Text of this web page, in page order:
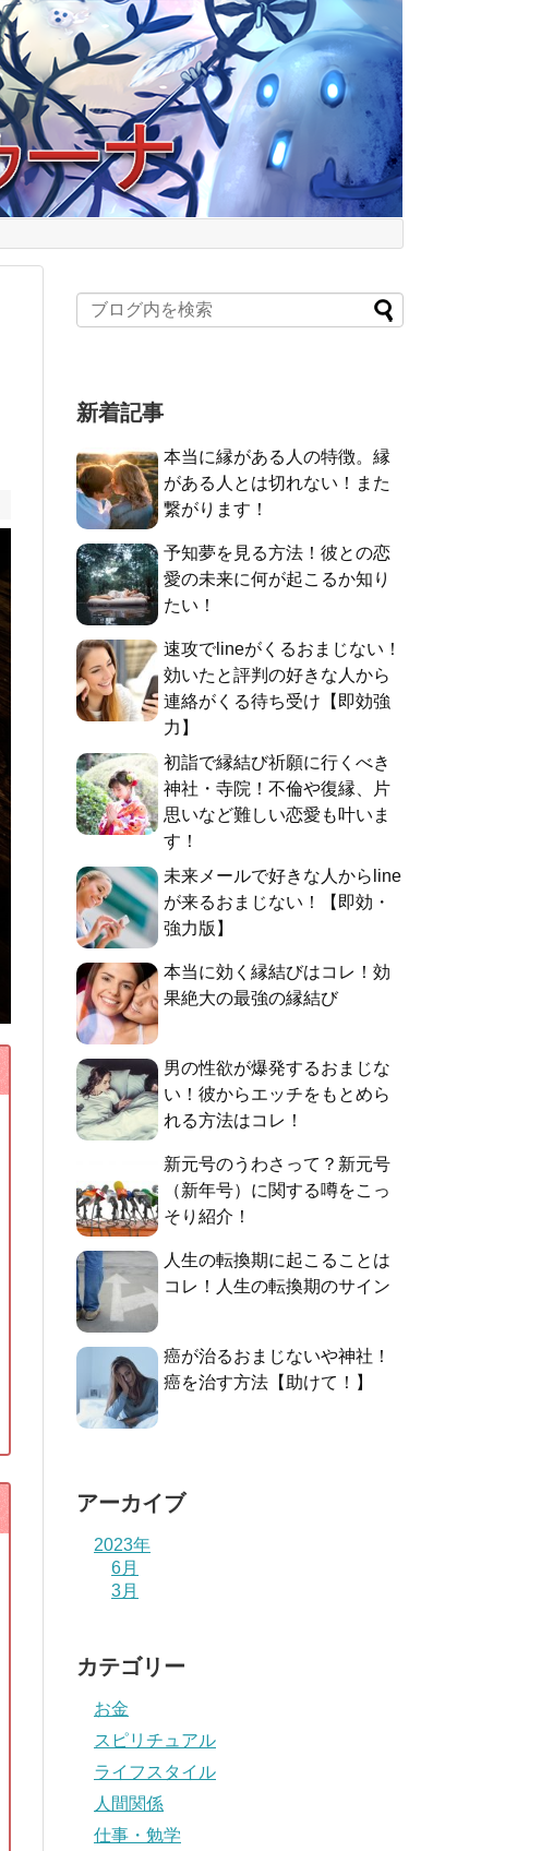
新着記事
本当に縁がある人の特徴。縁
がある人とは切れない！また
繋がります！
予知夢を見る方法！彼との恋
愛の未来に何が起こるか知り
たい！
速攻でlineがくるおまじない！
効いたと評判の好きな人から
連絡がくる待ち受け【即効強
力】
初詣で縁結び祈願に行くべき
神社・寺院！不倫や復縁、片
思いなど難しい恋愛も叶いま
す！
未来メールで好きな人からline
が来るおまじない！【即効・
強力版】
本当に効く縁結びはコレ！効
果絶大の最強の縁結び
男の性欲が爆発するおまじな
い！彼からエッチをもとめら
れる方法はコレ！
新元号のうわさって？新元号
（新年号）に関する噂をこっ
そり紹介！
人生の転換期に起こることは
コレ！人生の転換期のサイン
癌が治るおまじないや神社！
癌を治す方法【助けて！】
アーカイブ
2023年
6月
3月
カテゴリー
お金
スピリチュアル
ライフスタイル
人間関係
仕事・勉学